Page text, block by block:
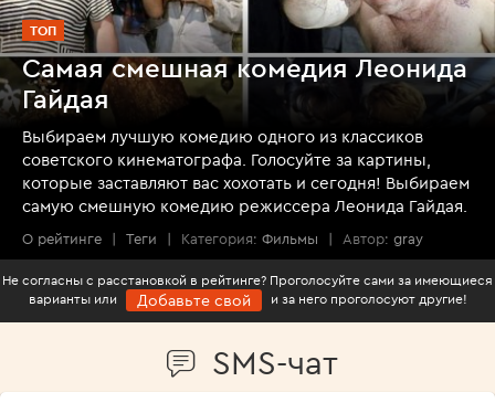
ТОП
Самая смешная комедия Леонида
Гайдая
Выбираем лучшую комедию одного из классиков
советского кинематографа. Голосуйте за картины,
которые заставляют вас хохотать и сегодня! Выбираем
самую смешную комедию режиссера Леонида Гайдая.
О рейтинге | Теги | Категория: Фильмы | Автор: gray
Не согласны с расстановкой в рейтинге? Проголосуйте сами за имеющиеся
варианты или
Добавьте свой и за него проголосуют другие!
SMS-чат